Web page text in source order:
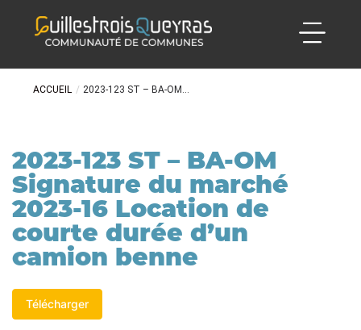
ACCUEIL / 2023-123 ST – BA-OM...
2023-123 ST – BA-OM
Signature du marché
2023-16 Location de
courte durée d’un
camion benne
Télécharger